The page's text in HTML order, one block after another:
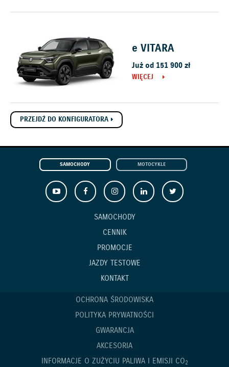
e VITARA
Już od 151 900 zł
WIĘCEJ
PRZEJDŹ DO KONFIGURATORA
SAMOCHODY MOTOCYKLE
SAMOCHODY
CENNIK
PROMOCJE
JAZDY TESTOWE
KONTAKT
OCHRONA ŚRODOWISKA
POLITYKA PRYWATNOŚCI
GWARANCJA
AKCESORIA
INFORMACJE O ZUŻYCIU PALIWA I EMISJI CO2